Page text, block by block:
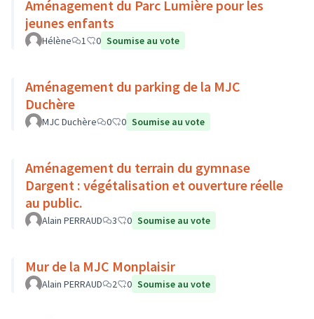
Aménagement du Parc Lumière pour les
jeunes enfants
Hélène 1 0 Soumise au vote
Aménagement du parking de la MJC
Duchère
MJC Duchère 0 0 Soumise au vote
Aménagement du terrain du gymnase
Dargent : végétalisation et ouverture réelle
au public.
Alain PERRAUD 3 0 Soumise au vote
Mur de la MJC Monplaisir
Alain PERRAUD 2 0 Soumise au vote